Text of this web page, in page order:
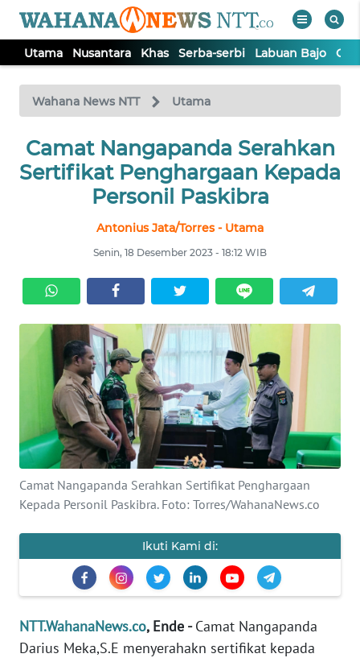
Utama Nusantara Khas Serba-serbi Labuan Bajo
Wahana News NTT Utama
Camat Nangapanda Serahkan
Sertifikat Penghargaan Kepada
Personil Paskibra
Antonius Jata/Torres - Utama
Senin, 18 Desember 2023 - 18:12 WIB
Camat Nangapanda Serahkan Sertifikat Penghargaan
Kepada Personil Paskibra. Foto: Torres/WahanaNews.co
Ikuti Kami di:
NTT.WahanaNews.co, Ende -Camat Nangapanda
Darius Meka,S.E menyerahakn sertifikat kepada
TV
Tutup
UTAMA
SERBA-
SERBI
LABUAN
OPINI
Informasi
INDEKS
BERITA
KAMI
IKLAN